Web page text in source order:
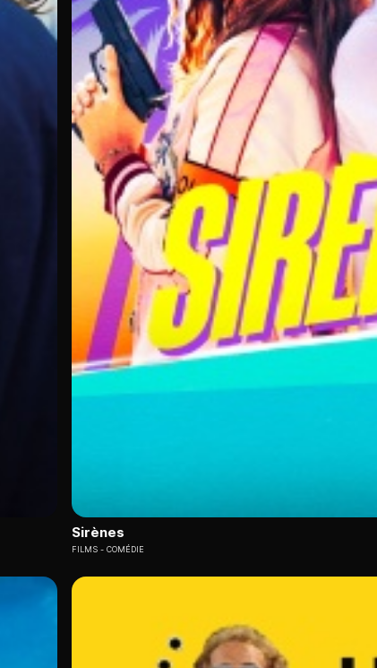
Sirènes
FILMS COMÉDIE